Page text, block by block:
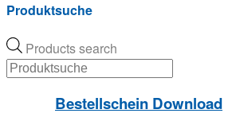
Produktsuche
Products search
Bestellschein Download